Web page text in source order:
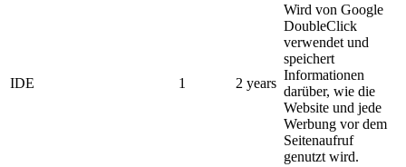
IDE 1 2 years
Wird von Google
DoubleClick
verwendet und
speichert
Informationen
darüber, wie die
Website und jede
Werbung vor dem
Seitenaufruf
genutzt wird.